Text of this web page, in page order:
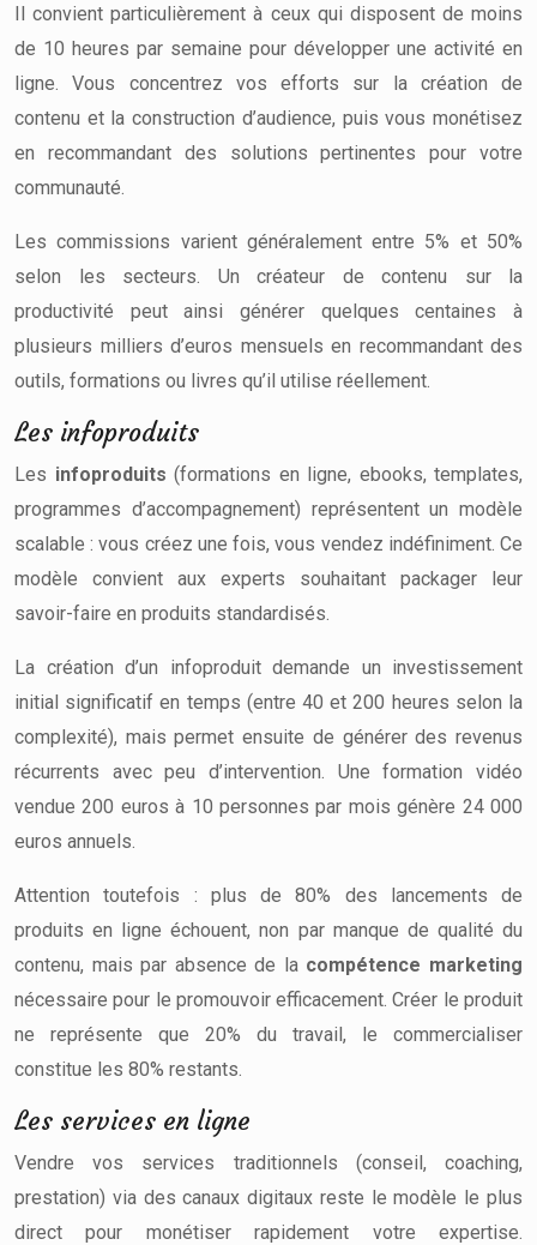
Il convient particulièrement à ceux qui disposent de moins
de 10 heures par semaine pour développer une activité en
ligne. Vous concentrez vos efforts sur la création de
contenu et la construction d’audience, puis vous monétisez
en recommandant des solutions pertinentes pour votre
communauté.
Les commissions varient généralement entre 5% et 50%
selon les secteurs. Un créateur de contenu sur la
productivité peut ainsi générer quelques centaines à
plusieurs milliers d’euros mensuels en recommandant des
outils, formations ou livres qu’il utilise réellement.
Les infoproduits
Les infoproduits (formations en ligne, ebooks, templates,
programmes d’accompagnement) représentent un modèle
scalable : vous créez une fois, vous vendez indéfiniment. Ce
modèle convient aux experts souhaitant packager leur
savoir-faire en produits standardisés.
La création d’un infoproduit demande un investissement
initial significatif en temps (entre 40 et 200 heures selon la
complexité), mais permet ensuite de générer des revenus
récurrents avec peu d’intervention. Une formation vidéo
vendue 200 euros à 10 personnes par mois génère 24 000
euros annuels.
Attention toutefois : plus de 80% des lancements de
produits en ligne échouent, non par manque de qualité du
contenu, mais par absence de la compétence marketing
nécessaire pour le promouvoir efficacement. Créer le produit
ne représente que 20% du travail, le commercialiser
constitue les 80% restants.
Les services en ligne
Vendre vos services traditionnels (conseil, coaching,
prestation) via des canaux digitaux reste le modèle le plus
direct pour monétiser rapidement votre expertise.